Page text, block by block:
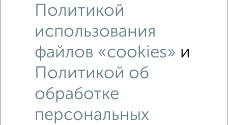
Помещение свободного назначения, 170 м²
100 ₽за м²
Собственник, 20.07.2020
Политикой
использования
файлов «cookies» и
Политикой об
обработке
персональных